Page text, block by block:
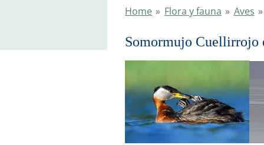
Home » Flora y fauna » Aves »
Somormujo Cuellirrojo